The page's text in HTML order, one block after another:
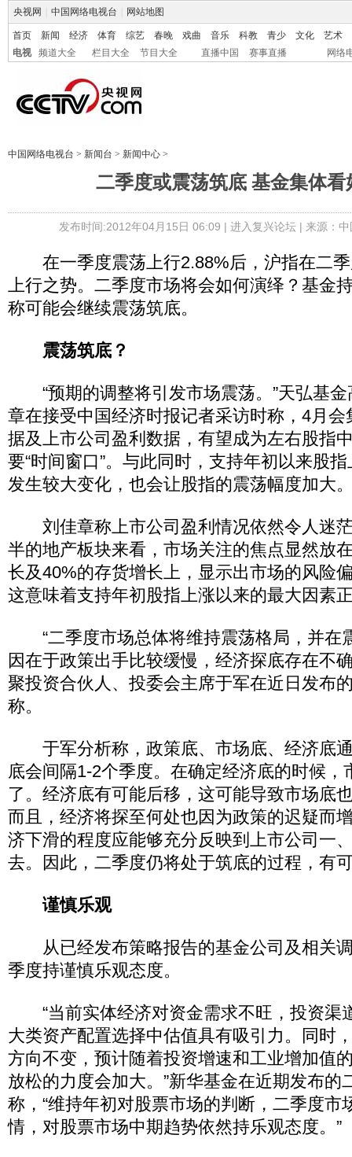
央视网 中国网络电视台 网站地图
首页 新闻 经济 体育 综艺 春晚 戏曲 音乐 科教 青少 文化
艺术
电视
频道大全 栏目大全 节目大全 直播中国 赛事直播 网络
中国网络电视台 > 新闻台 > 新闻中心 >
二季度或震荡筑底 基金集体看
发布时间:2012年04月15日 06:09 | 进入复兴论坛| 来源：
在一季度震荡上行2.88%后，沪指在二季
上行之势。二季度市场将会如何演绎？基金
称可能会继续震荡筑底。
震荡筑底？
“预期的调整将引发市场震荡。”天弘基金
章在接受中国经济时报记者采访时称，4月
据及上市公司盈利数据，有望成为左右股指
要“时间窗口”。与此同时，支持年初以来股
发生较大变化，也会让股指的震荡幅度加大
刘佳章称上市公司盈利情况依然令人迷
半的地产板块来看，市场关注的焦点显然放
长及40%的存货增长上，显示出市场的风险
这意味着支持年初股指上涨以来的最大因素
“二季度市场总体将维持震荡格局，并在
因在于政策出手比较缓慢，经济探底存在不
聚投资合伙人、投委会主席于军在近日发布
称。
于军分析称，政策底、市场底、经济底
底会间隔1-2个季度。在确定经济底的时候，
了。经济底有可能后移，这可能导致市场底
而且，经济将探至何处也因为政策的迟疑而
济下滑的程度应能够充分反映到上市公司一
去。因此，二季度仍将处于筑底的过程，有
谨慎乐观
从已经发布策略报告的基金公司及相关
季度持谨慎乐观态度。
“当前实体经济对资金需求不旺，投资渠
大类资产配置选择中估值具有吸引力。同时
方向不变，预计随着投资增速和工业增加值
放松的力度会加大。”新华基金在近期发布的
称，“维持年初对股票市场的判断，二季度市
情，对股票市场中期趋势依然持乐观态度。”